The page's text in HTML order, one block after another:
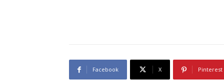
Facebook X Pinterest